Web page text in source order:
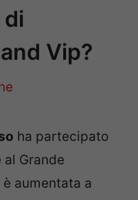
Vip?
ha partecipato
Grande
aumentata a